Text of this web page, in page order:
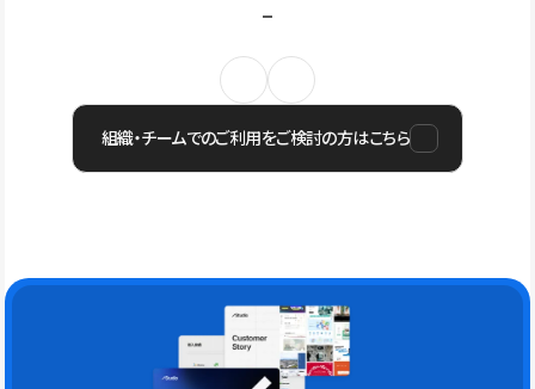
組織・チームでのご利用をご検討の方はこちら